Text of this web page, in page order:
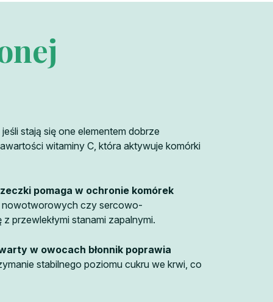
stają się one elementem dobrze
witaminy C, która aktywuje komórki
pomaga w ochronie komórek
nowotworowych czy sercowo-
przewlekłymi stanami zapalnymi.
w owocach błonnik poprawia
stabilnego poziomu cukru we krwi, co